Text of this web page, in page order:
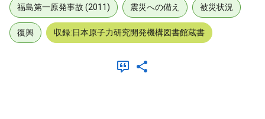
福島第一原発事故 (2011) 震災への備え 被災状況
復興 収録:日本原子力研究開発機構図書館蔵書